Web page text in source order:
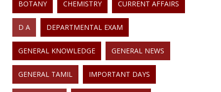
BOTANY CHEMISTRY CURRENT AFFAIRS
D A DEPARTMENTAL EXAM
GENERAL KNOWLEDGE GENERAL NEWS
GENERAL TAMIL IMPORTANT DAYS